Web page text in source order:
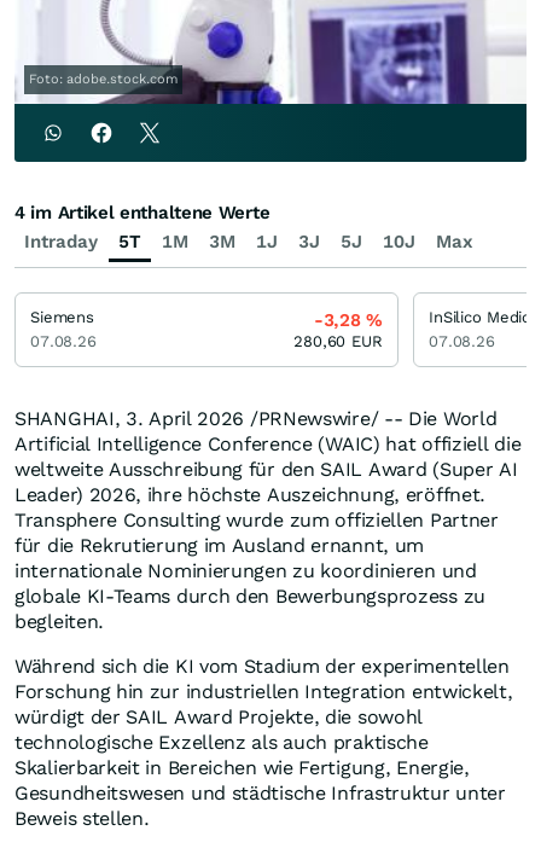
Foto: adobe.stock.com
SHANGHAI, 3. April 2026 /PRNewswire/ -- Die World
Artificial Intelligence Conference (WAIC) hat offiziell die
weltweite Ausschreibung für den SAIL Award (Super AI
Leader) 2026, ihre höchste Auszeichnung, eröffnet.
Transphere Consulting wurde zum offiziellen Partner
für die Rekrutierung im Ausland ernannt, um
internationale Nominierungen zu koordinieren und
globale KI-Teams durch den Bewerbungsprozess zu
begleiten.
Während sich die KI vom Stadium der experimentellen
Forschung hin zur industriellen Integration entwickelt,
würdigt der SAIL Award Projekte, die sowohl
technologische Exzellenz als auch praktische
Skalierbarkeit in Bereichen wie Fertigung, Energie,
Gesundheitswesen und städtische Infrastruktur unter
Beweis stellen.
Intraday 5T 1M 3M 1J 3J 5J 10J Max
4 im Artikel enthaltene Werte
Siemens
07.08.26
-3,28%
280,60 EUR 07.08.26